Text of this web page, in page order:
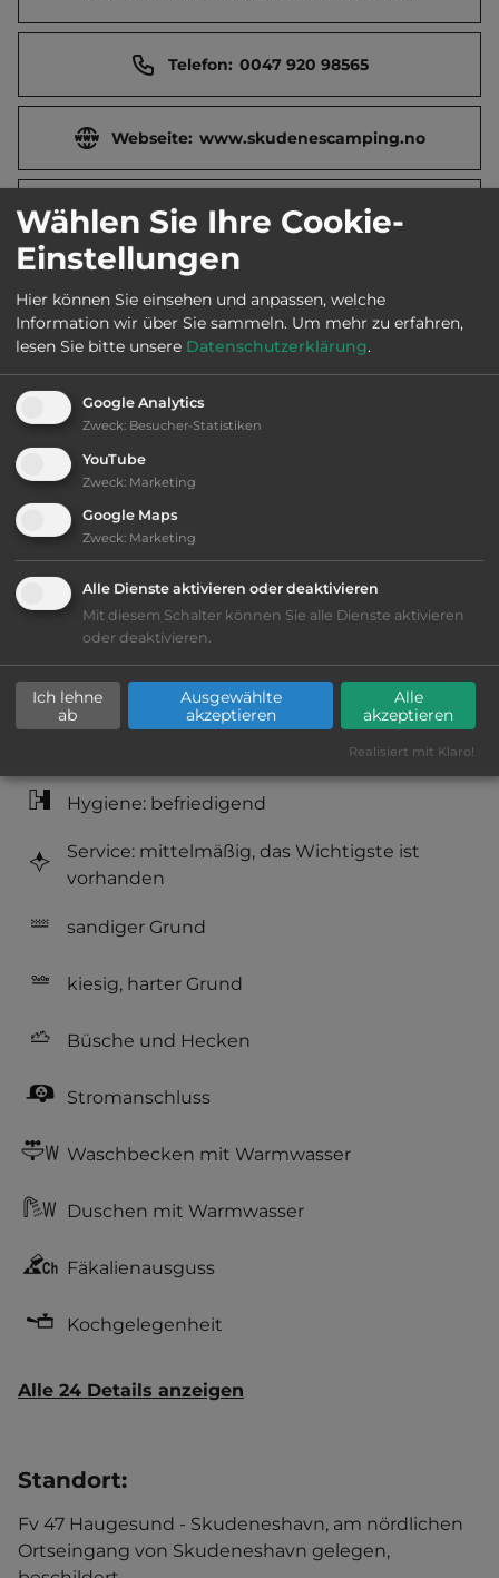
Telefon: 0047 920 98565
Webseite: www.skudenescamping.no
Fläche: 30.000 m
Telefon:
Ausstattung
bis 35,- Euro
Lage: schön
Platzeinrichtung: befriedigend
Geräuschkulisse: überwiegend ruhig
Hygiene: befriedigend
Service: mittelmäßig, das Wichtigste ist
vorhanden
sandiger Grund
kiesig, harter Grund
Büsche und Hecken
Stromanschluss
Waschbecken mit Warmwasser
Duschen mit Warmwasser
Fäkalienausguss
Kochgelegenheit
Alle 24 Details anzeigen
Standort:
Fv 47 Haugesund - Skudeneshavn, am nördlichen
Ortseingang von Skudeneshavn gelegen,
Wählen Sie Ihre Cookie-
Einstellungen
Hier können Sie einsehen und anpassen, welche
Information wir über Sie sammeln. Um mehr zu erfahren,
lesen Sie bitte unsere Datenschutzerklärung.
Google Analytics
Zweck: Besucher-Statistiken
YouTube
Zweck: Marketing
Google Maps
Zweck: Marketing
Alle Dienste aktivieren oder deaktivieren
Mit diesem Schalter können Sie alle Dienste aktivieren
oder deaktivieren.
Ich lehne
ab
Ausgewählte
akzeptieren
Alle
akzeptieren
Realisiert mit Klaro!